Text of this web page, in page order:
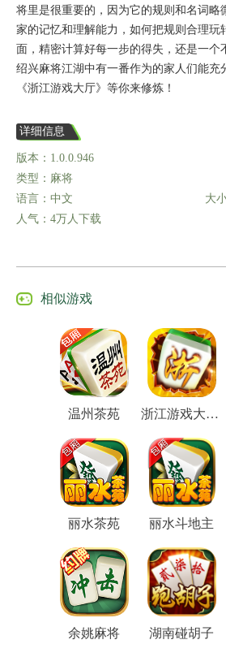
将里是很重要的，因为它的规则和名词略
家的记忆和理解能力，如何把规则合理玩
面，精密计算好每一步的得失，还是一个
绍兴麻将江湖中有一番作为的家人们能充
《浙江游戏大厅》等你来修炼！
详细信息
版本：1.0.0.946
类型：麻将
语言：中文
大
人气：4万人下载
相似游戏
温州茶苑 浙江游戏大厅2022最新版
丽水茶苑 丽水斗地主
余姚麻将 湖南碰胡子